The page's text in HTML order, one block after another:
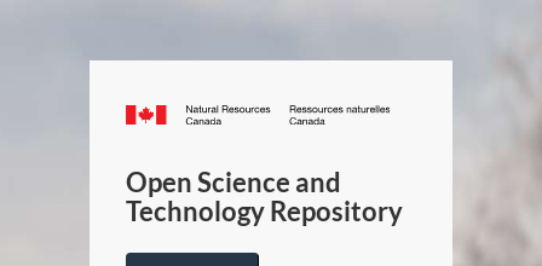
Canada.ca
/
Canada
Open Science and
Technology Repository